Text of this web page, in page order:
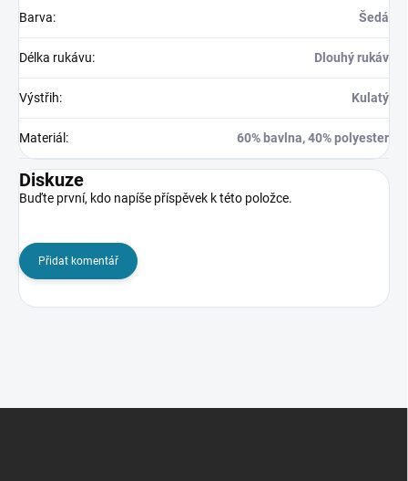
Barva: Šedá
Délka rukávu: Dlouhý rukáv
Výstřih: Kulatý
Materiál: 60% bavlna, 40% polyester
Diskuze
Buďte první, kdo napíše příspěvek k této položce.
Přidat komentář